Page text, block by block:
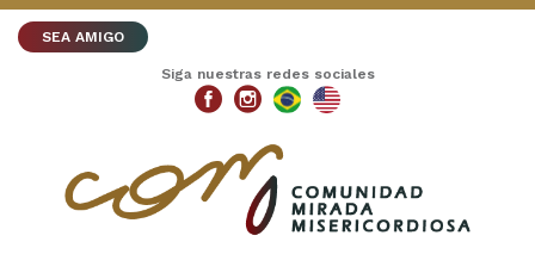
SEA AMIGO
Siga nuestras redes sociales